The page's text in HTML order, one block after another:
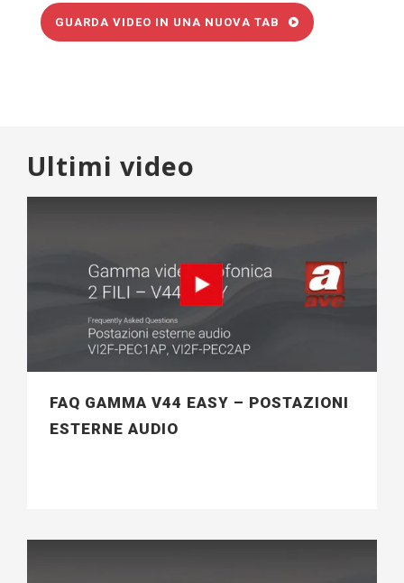
GUARDA VIDEO IN UNA NUOVA TAB
Ultimi video
FAQ GAMMA V44 EASY – POSTAZIONI
ESTERNE AUDIO